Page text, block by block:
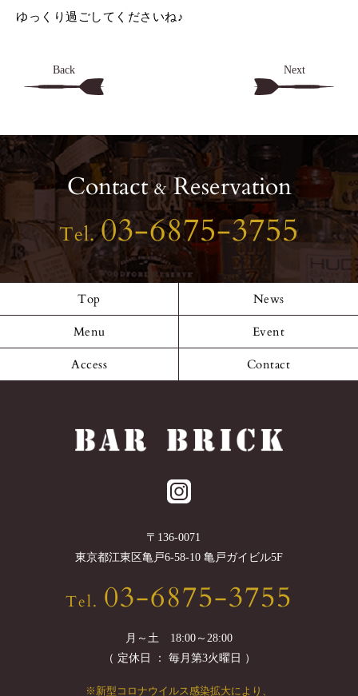
ゆっくり過ごしてくださいね♪
Back Next
Contact&Reservation
Tel.03-6875-3755
Top News
Menu Event
Access Contact
〒 136-0071
東京都江東区亀戸6-58-10 亀戸ガイビル5F
Tel. 03-6875-3755
月～土 18:00～28:00
（ 定休日 ： 毎月第3火曜日 ）
※新型コロナウイルス感染拡大により、